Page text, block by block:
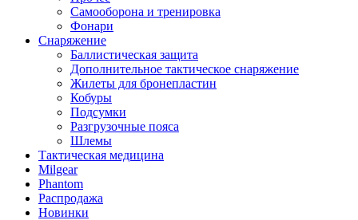
Самооборона и тренировка
Фонари
Снаряжение
Баллистическая защита
Дополнительное тактическое снаряжение
Жилеты для бронепластин
Кобуры
Подсумки
Разгрузочные пояса
Шлемы
Тактическая медицина
Milgear
Phantom
Распродажа
Новинки